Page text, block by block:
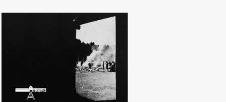
Gideon Greif, Itamar Levin,
Opstand in Auschwitz